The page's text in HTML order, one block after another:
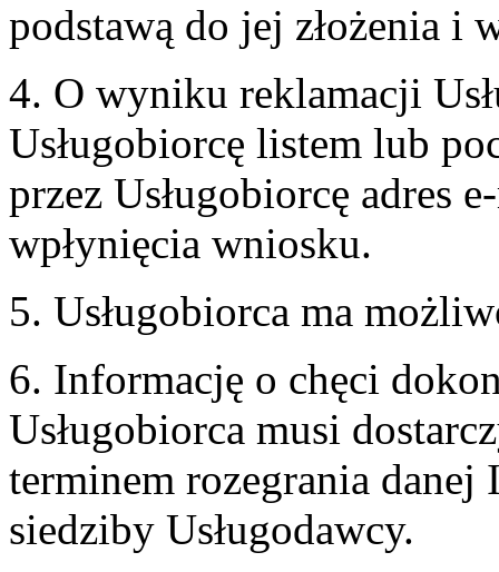
podstawą do jej złożenia i
4. O wyniku reklamacji
Usługobiorcę listem lub
przez Usługobiorcę adres
wpłynięcia wniosku.
5. Usługobiorca ma
6. Informację o chęci
Usługobiorca musi
terminem rozegrania
siedziby Usługodawcy.